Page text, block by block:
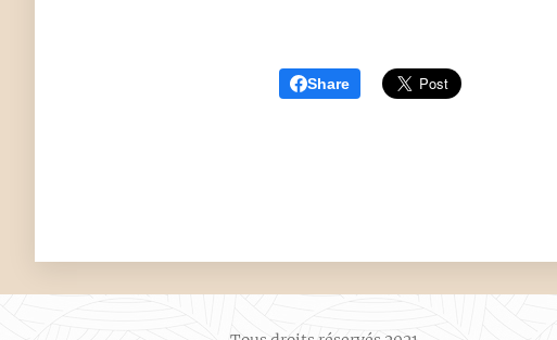
Share